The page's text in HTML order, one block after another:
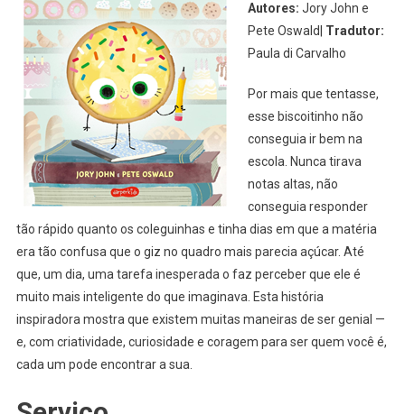
Autores: Jory John e
Pete Oswald| Tradutor:
Paula di Carvalho
Por mais que tentasse,
esse biscoitinho não
conseguia ir bem na
escola. Nunca tirava
notas altas, não
conseguia responder
tão rápido quanto os coleguinhas e tinha dias em que a matéria
era tão confusa que o giz no quadro mais parecia açúcar. Até
que, um dia, uma tarefa inesperada o faz perceber que ele é
muito mais inteligente do que imaginava. Esta história
inspiradora mostra que existem muitas maneiras de ser genial —
e, com criatividade, curiosidade e coragem para ser quem você é,
cada um pode encontrar a sua.